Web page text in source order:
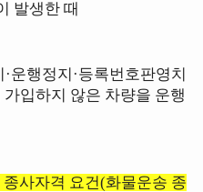
발생한 때
운행정지·등록번호판영치
가입하지 않은 차량을 운행
사자격 요건(화물운송 종